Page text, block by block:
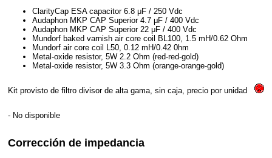
ClarityCap ESA capacitor 6.8 μF / 250 Vdc
Audaphon MKP CAP Superior 4.7 μF / 400 Vdc
Audaphon MKP CAP Superior 22 μF / 400 Vdc
Mundorf baked varnish air core coil BL100, 1.5 mH/0.62 Ohm
Mundorf air core coil L50, 0.12 mH/0.42 0hm
Metal-oxide resistor, 5W 2.2 Ohm (red-red-gold)
Metal-oxide resistor, 5W 3.3 Ohm (orange-orange-gold)
Kit provisto de filtro divisor de alta gama, sin caja, precio por unidad
- No disponible
Corrección de impedancia